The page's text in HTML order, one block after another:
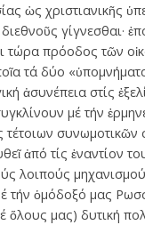
ὡς χριστιανικῆς
γίγνεσθαι·
πρόοδος τῶν
τά δύο
ἀσυνέπεια στίς
μέ τήν
ἀπό τίς ἐναντίον
λοιπούς
τήν ὁμόδοξό μας
μας) δυτική